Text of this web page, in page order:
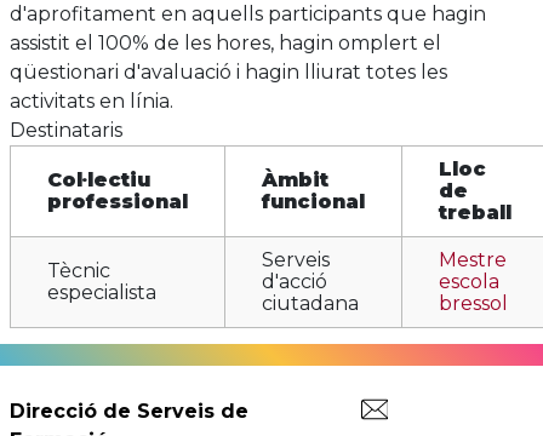
l'aplicatiu Gestforma. Es lliurarà un certificat
d'aprofitament en aquells participants que hagin
assistit el 100% de les hores, hagin omplert el
qüestionari d'avaluació i hagin lliurat totes les
activitats en línia.
Destinataris
funcional
Lloc
de
treball
especialista
Serveis
d'acció
ciutadana
Mestre
escola
bressol